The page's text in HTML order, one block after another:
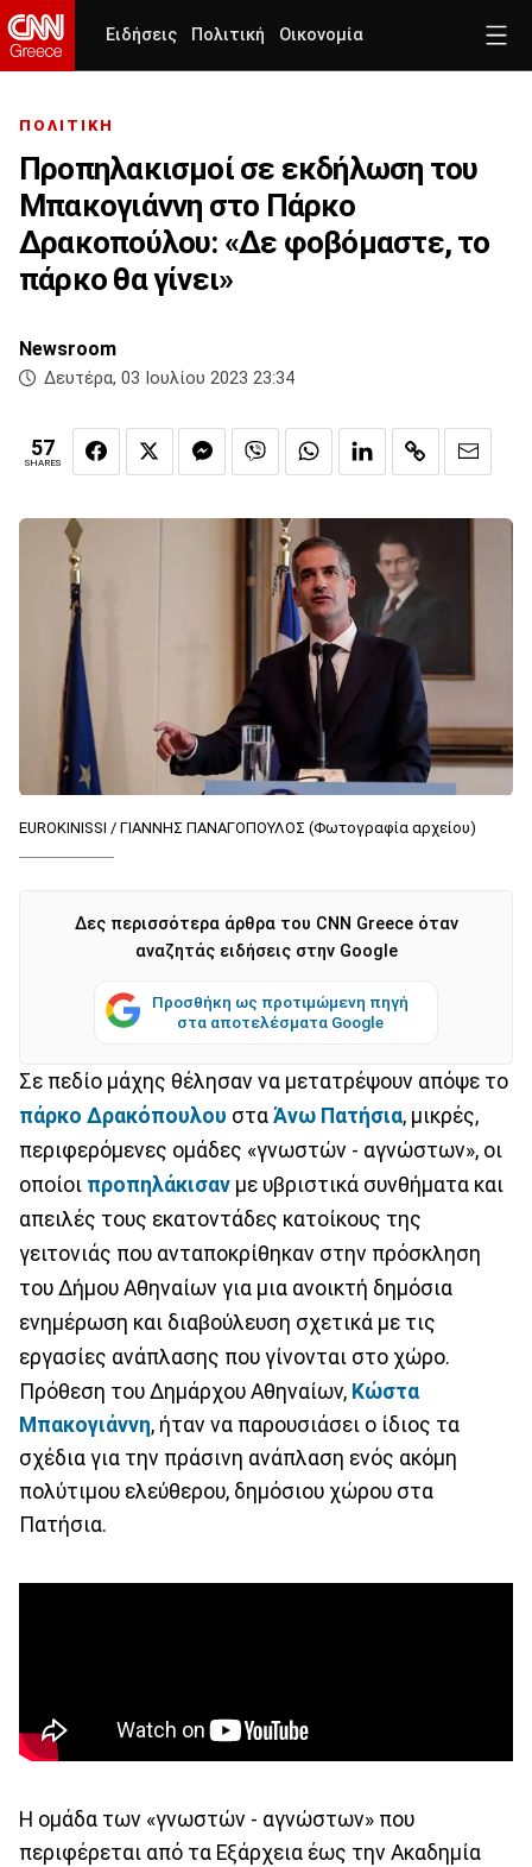
Ειδήσεις Πολιτική Οικονομία
ΠΟΛΙΤΙΚΗ
Προπηλακισμοί σε εκδήλωση του
Μπακογιάννη στο Πάρκο
Δρακοπούλου: «Δε φοβόμαστε, το
πάρκο θα γίνει»
Newsroom
Δευτέρα, 03 Ιουλίου 2023 23:34
57
SHARES
EUROKINISSI / ΓIΑΝΝΗΣ ΠΑΝΑΓΟΠΟΥΛΟΣ (Φωτογραφία αρχείου)
Δες περισσότερα άρθρα του CNN Greece όταν
αναζητάς ειδήσεις στην Google
Προσθήκη ως προτιμώμενη πηγή
στα αποτελέσματα Google
Σε πεδίο μάχης θέλησαν να μετατρέψουν απόψε το
πάρκο Δρακόπουλου στα Άνω Πατήσια, μικρές,
περιφερόμενες ομάδες «γνωστών - αγνώστων», οι
οποίοι προπηλάκισαν με υβριστικά συνθήματα και
απειλές τους εκατοντάδες κατοίκους της
γειτονιάς που ανταποκρίθηκαν στην πρόσκληση
του Δήμου Αθηναίων για μια ανοικτή δημόσια
ενημέρωση και διαβούλευση σχετικά με τις
εργασίες ανάπλασης που γίνονται στο χώρο.
Πρόθεση του Δημάρχου Αθηναίων, Κώστα
Μπακογιάννη, ήταν να παρουσιάσει ο ίδιος τα
σχέδια για την πράσινη ανάπλαση ενός ακόμη
πολύτιμου ελεύθερου, δημόσιου χώρου στα
Πατήσια.
Η ομάδα των «γνωστών - αγνώστων» που
περιφέρεται από τα Εξάρχεια έως την Ακαδημία